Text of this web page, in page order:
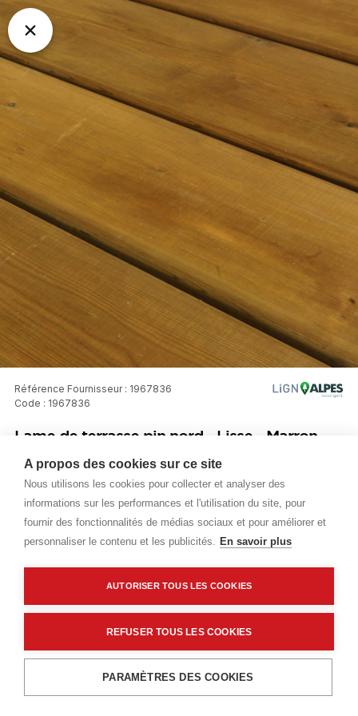
A propos des cookies sur ce site
Nous utilisons les cookies pour collecter et analyser des
informations sur les performances et l'utilisation du site, pour
fournir des fonctionnalités de médias sociaux et pour améliorer et
personnaliser le contenu et les publicités. En savoir plus
AUTORISER TOUS LES COOKIES
REFUSER TOUS LES COOKIES
PARAMÈTRES DES COOKIES
Référence Fournisseur : 1967836
Code : 1967836
Lame de terrasse pin nord - Lisse - Marron -
27x145mm - Longueur 3900mm - Lign Alpes
Prix public
Plus 0,53 € d'éco-part. DEEE
45,01 €TTC/M2
Livraisons & enlèvement
Livraison standard (27 Colis)Disponible en stock
Click & Collect 4hAjouter au panier